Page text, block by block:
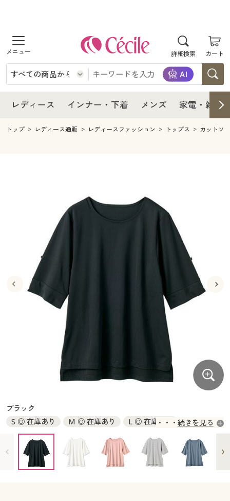
詳細検索 カート
商品を探す
レディース
レディースファッション
インナー・下着
インナー・下着通販すべて
ジュニア・ティーンズ下着
メンズ
キッチン・雑貨・日用品
寝具・インテリア・家具通販すべて
家具・収納
寝具・ベッド
カーテン・ラグ・ファブリック
美容・健康通販すべて
美容・健康・サプリメント
制服・スクール
制服・スクールすべて
制服・学生服
ジュニア・ティーンズ下着
大きいサイズ
大きいサイズ通販すべて
大きいサイズ レディース服
大きいサイズ レディース下着
大きいサイズ 事務・制服
バーゲン
シークレットセール
商品カテゴリ一覧
カタログ・チラシからのご注文
デジタルカタログ
カタログ無料プレゼント
レディース インナー・下着 メンズ 家電・雑貨
レディース
レディース通販すべて
レディースファッション
インナー・下着
インナー・下着通販すべて
メンズ
キッチン・雑貨・日用品
寝具・ベッド
カーテン・ラグ・ファブリック
美容・健康通販すべて
美容・健康・サプリメント
制服・スクール
制服・スクールすべて
制服・学生服
ジュニア・ティーンズ下着
大きいサイズ
大きいサイズ通販すべて
大きいサイズ レディース服
大きいサイズ レディース下着
大きいサイズ メンズ
大きいサイズ 事務・制服
バーゲン
バーゲンセール
シークレットセール
詳細検索
商品カテゴリ一覧
カタログ・チラシからのご注文
カタログ無料プレゼント
会員メニュー
トップ レディース通販 レディースファッション トップス カットソ
ブラック
S ◎ 在庫あり
M ◎ 在庫あり
L ◎ 在庫あり
LL ◎ 在庫あり
続きを見る